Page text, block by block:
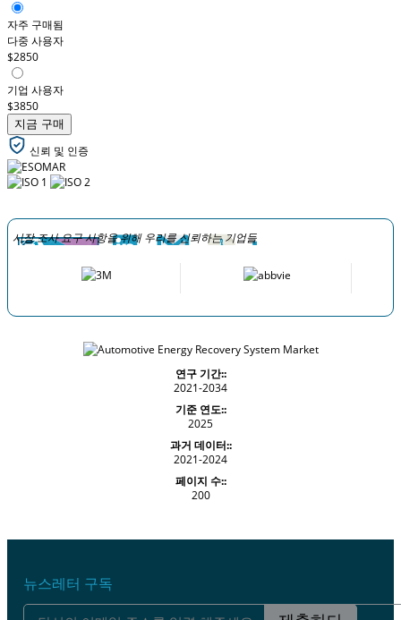
자주 구매됨
다중 사용자
$2850
기업 사용자
$3850
지금 구매
신뢰 및 인증
시장 조사 요구 사항을 위해 우리를 신뢰하는 기업들
연구 기간::
2021-2034
기준 연도::
2025
과거 데이터::
2021-2024
페이지 수::
200
뉴스레터 구독